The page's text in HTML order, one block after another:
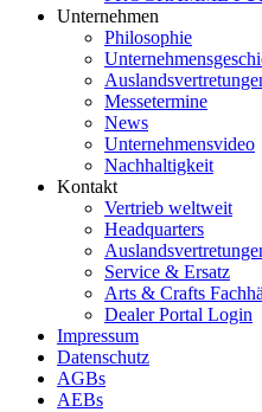
Unternehmen
Philosophie
Messetermine
News
Unternehmensvideo
Nachhaltigkeit
Kontakt
Vertrieb weltweit
Headquarters
Service & Ersatz
Arts & Crafts
Dealer Portal Login
Impressum
Datenschutz
AGBs
AEBs